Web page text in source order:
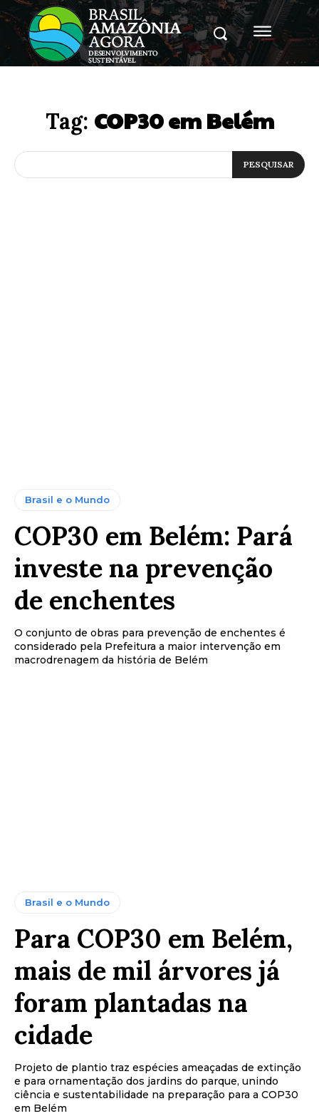
Tag: COP30 em Belém
PESQUISAR
Brasil e o Mundo
COP30 em Belém: Pará
investe na prevenção
de enchentes
O conjunto de obras para prevenção de enchentes é
considerado pela Prefeitura a maior intervenção em
macrodrenagem da história de Belém
Brasil e o Mundo
Para COP30 em Belém,
mais de mil árvores já
foram plantadas na
cidade
Projeto de plantio traz espécies ameaçadas de extinção
e para ornamentação dos jardins do parque, unindo
ciência e sustentabilidade na preparação para a COP30
em Belém